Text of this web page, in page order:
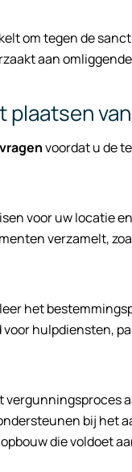
om tegen de
aan
plaatsen
voordat u de
voor uw locatie
verzamelt,
het
hulpdiensten,
bij het
die voldoet